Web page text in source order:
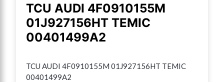
TCU AUDI 4F0910155M
01J927156HT TEMIC
00401499A2
TCU AUDI 4F0910155M 01J927156HT TEMIC
00401499A2